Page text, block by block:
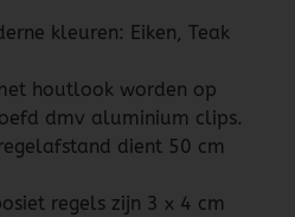
kleuren: Eiken, Teak
houtlook worden op
dmv aluminium clips.
dient 50 cm
regels zijn 3 x 4 cm